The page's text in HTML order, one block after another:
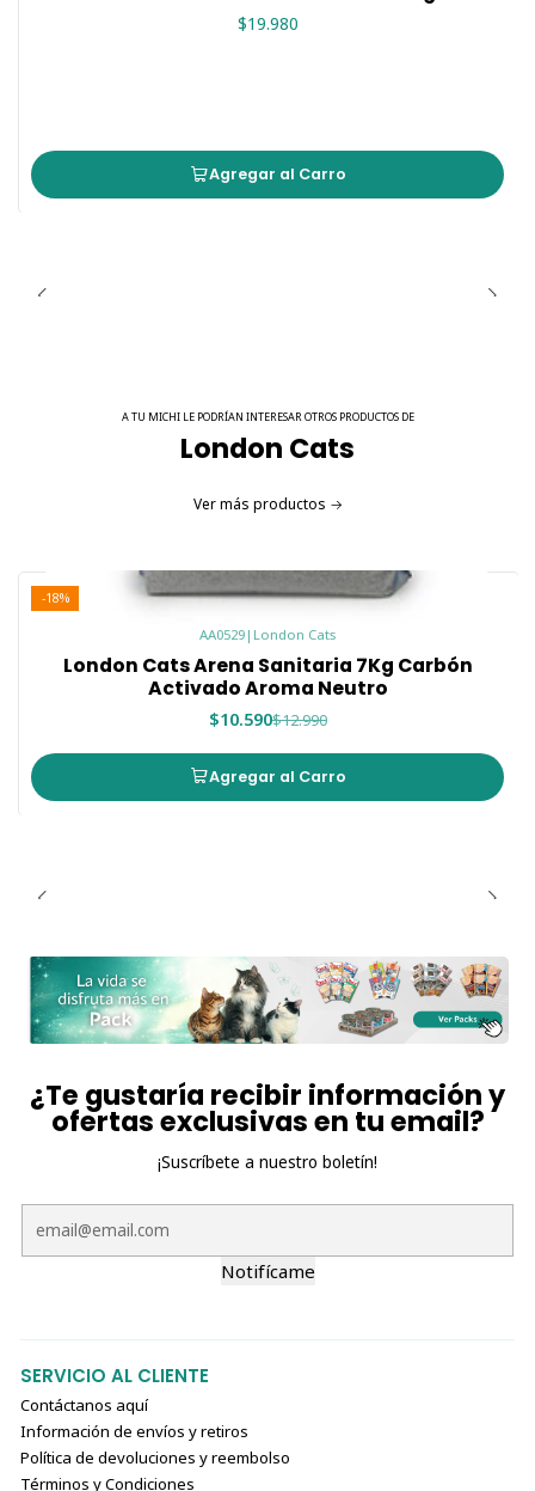
$19.980
Agregar al Carro
A TU MICHI LE PODRÍAN INTERESAR OTROS PRODUCTOS DE
London Cats
Ver más productos
-18%
AA0529 | London Cats
London Cats Arena Sanitaria 7Kg Carbón
Activado Aroma Neutro
$10.590$12.990
Agregar al Carro
¿Te gustaría recibir información y
ofertas exclusivas en tu email?
¡Suscríbete a nuestro boletín!
Notifícame
SERVICIO AL CLIENTE
Contáctanos aquí
Información de envíos y retiros
Política de devoluciones y reembolso
Términos y Condiciones